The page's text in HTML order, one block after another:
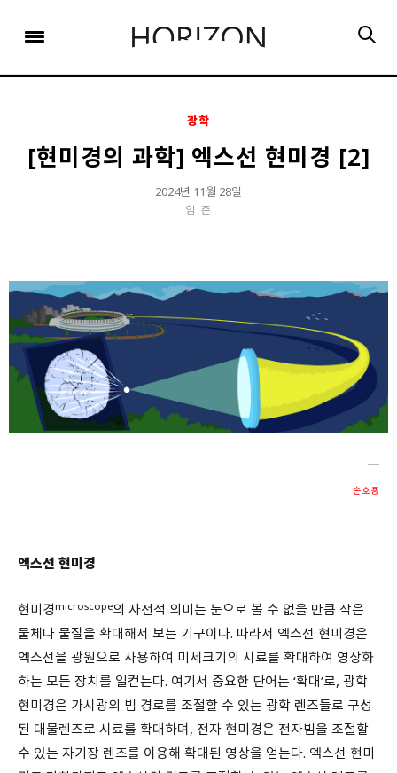
광학
[현미경의 과학] 엑스선 현미경 [2]
2024년 11월 28일
임 준
손호용
엑스선 현미경
현미경microscope의 사전적 의미는 눈으로 볼 수 없을 만큼 작은
물체나 물질을 확대해서 보는 기구이다. 따라서 엑스선 현미경은
엑스선을 광원으로 사용하여 미세크기의 시료를 확대하여 영상화
하는 모든 장치를 일컫는다. 여기서 중요한 단어는 ‘확대’로, 광학
현미경은 가시광의 빔 경로를 조절할 수 있는 광학 렌즈들로 구성
된 대물렌즈로 시료를 확대하며, 전자 현미경은 전자빔을 조절할
수 있는 자기장 렌즈를 이용해 확대된 영상을 얻는다. 엑스선 현미
x
로그인
소셜 계정으로 로그인할 수 있습니다.
비밀번호 찾기
SIGN UP
회원 가입을 통해 더 많은 정보를 받아보세요.
01 02 03
인증 메일이 발송 되었습니다.
발송된 인증 메일에서 링크를 통해
회원 가입을 완료해 주세요.
SIGN UP
회원정보입력
02
이메일 인증 가입완료
이메일 인증이 완료되었습니다.
홈 로그인
SIGN UP
회원 가입을 통해 더 많은 정보를 받아보세요.
01 02 03
8자 이상의 영문자와 숫자 조합으로 작성해 주세요.
회원가입 약관 동의 상세보기